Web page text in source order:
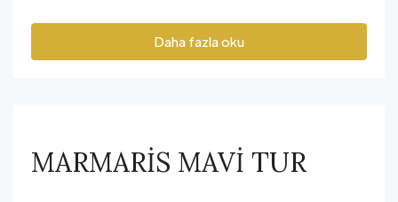
Daha fazla oku
MARMARİS MAVİ TUR